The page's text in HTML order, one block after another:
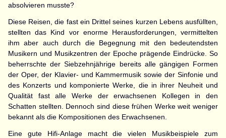
absolvieren musste?
Diese Reisen, die fast ein Drittel seines kurzen Lebens ausfüllten,
stellten das Kind vor enorme Herausforderungen, vermittelten
ihm aber auch durch die Begegnung mit den bedeutendsten
Musikern und Musikzentren der Epoche prägende Eindrücke. So
beherrschte der Siebzehnjährige bereits alle gängigen Formen
der Oper, der Klavier- und Kammermusik sowie der Sinfonie und
des Konzerts und komponierte Werke, die in ihrer Neuheit und
Qualität fast alle Werke der erwachsenen Kollegen in den
Schatten stellten. Dennoch sind diese frühen Werke weit weniger
bekannt als die Kompositionen des Erwachsenen.
Eine gute Hifi-Anlage macht die vielen Musikbeispiele zum